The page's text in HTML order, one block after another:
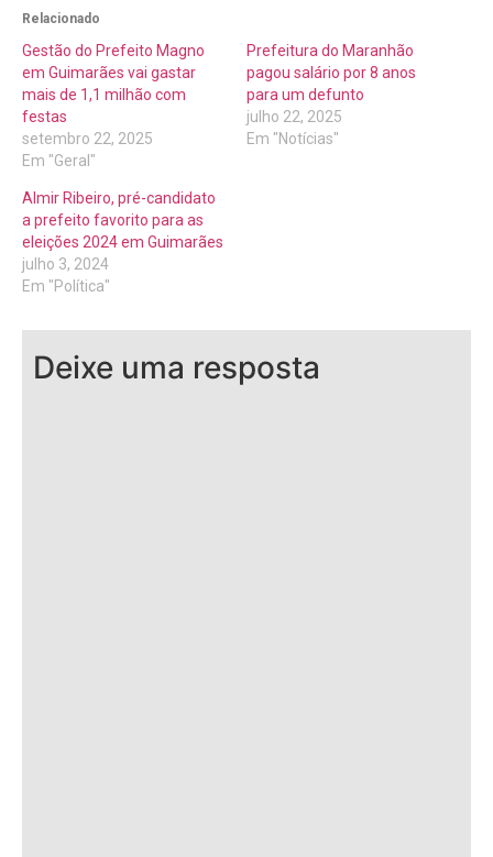
Relacionado
Gestão do Prefeito Magno
em Guimarães vai gastar
mais de 1,1 milhão com
festas
setembro 22, 2025
Em "Geral"
Prefeitura do Maranhão
pagou salário por 8 anos
para um defunto
julho 22, 2025
Em "Notícias"
Almir Ribeiro, pré-candidato
a prefeito favorito para as
eleições 2024 em Guimarães
julho 3, 2024
Em "Política"
Deixe uma resposta